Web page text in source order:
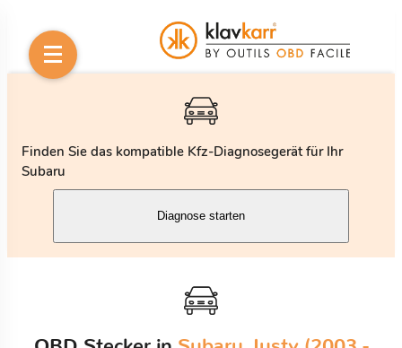
Finden Sie das kompatible Kfz-Diagnosegerät für Ihr
Subaru
Diagnose starten